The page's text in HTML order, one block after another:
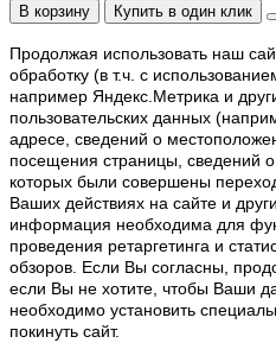
В корзину Купить в один клик
Продолжая использовать наш
обработку (в т.ч. с
например Яндекс.Метрика и
пользовательских данных
адресе, сведений о
посещения страницы, сведений о
которых были совершены
Ваших действиях на сайте и
информация необходима для
проведения ретаргетинга и
обзоров. Если Вы согласны,
если Вы не хотите, чтобы Ваши
необходимо установить
покинуть сайт.